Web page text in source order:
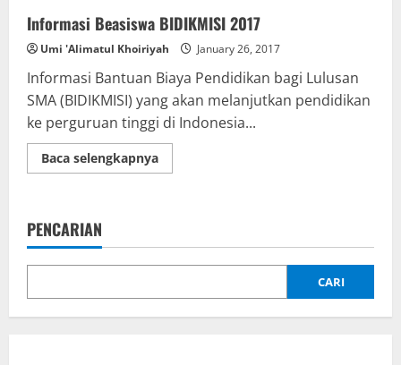
Informasi Beasiswa BIDIKMISI 2017
Umi 'Alimatul Khoiriyah January 26, 2017
Informasi Bantuan Biaya Pendidikan bagi Lulusan
SMA (BIDIKMISI) yang akan melanjutkan pendidikan
ke perguruan tinggi di Indonesia...
Baca selengkapnyaRead
more
PENCARIAN
CARI